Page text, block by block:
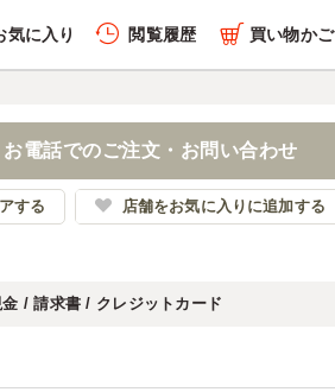
気に入り 閲覧履歴
履歴を全件削除する
ロ コディ
買い物かご
お電話でのご注文・お問い合わせ
する 店舗をお気に入りに追加する
金 / 請求書 / クレジットカード